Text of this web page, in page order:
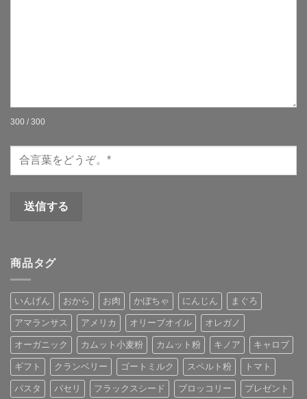
300 / 300
商品タグ
いんげん おから お肉 かぼちゃ にんじん まぐろ
アマランサス アメリカ オリーブオイル オレガノ
オーガニック カムット小麦粉 カムット粉 キノア キャロブ
ギフト クランベリー ゴートミルク スペルト粉 トマト
パスタ パセリ フラックスシード ブロッコリー プレゼント